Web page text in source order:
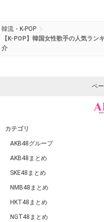
韓流・K-POP
【K-POP】韓国女性歌手の人気ラ
介
ペ
カテゴリ
AKB48グループ
AKB48まとめ
SKE48まとめ
NMB48まとめ
HKT48まとめ
NGT48まとめ